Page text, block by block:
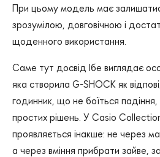
При цьому модель має
зрозумілою, довговічною і
щоденного використання.
Саме тут досвід Ібе виглядає
яка створила G-SHOCK як
годинник, що не боїться падіння,
простих рішень. У Casio
проявляється інакше: не через
а через вміння прибрати зайве,